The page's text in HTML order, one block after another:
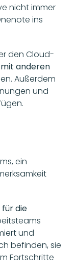
nicht immer
ins
den Cloud-
anderen
Außerdem
und
ein
die
und
befinden, sie
Fortschritte